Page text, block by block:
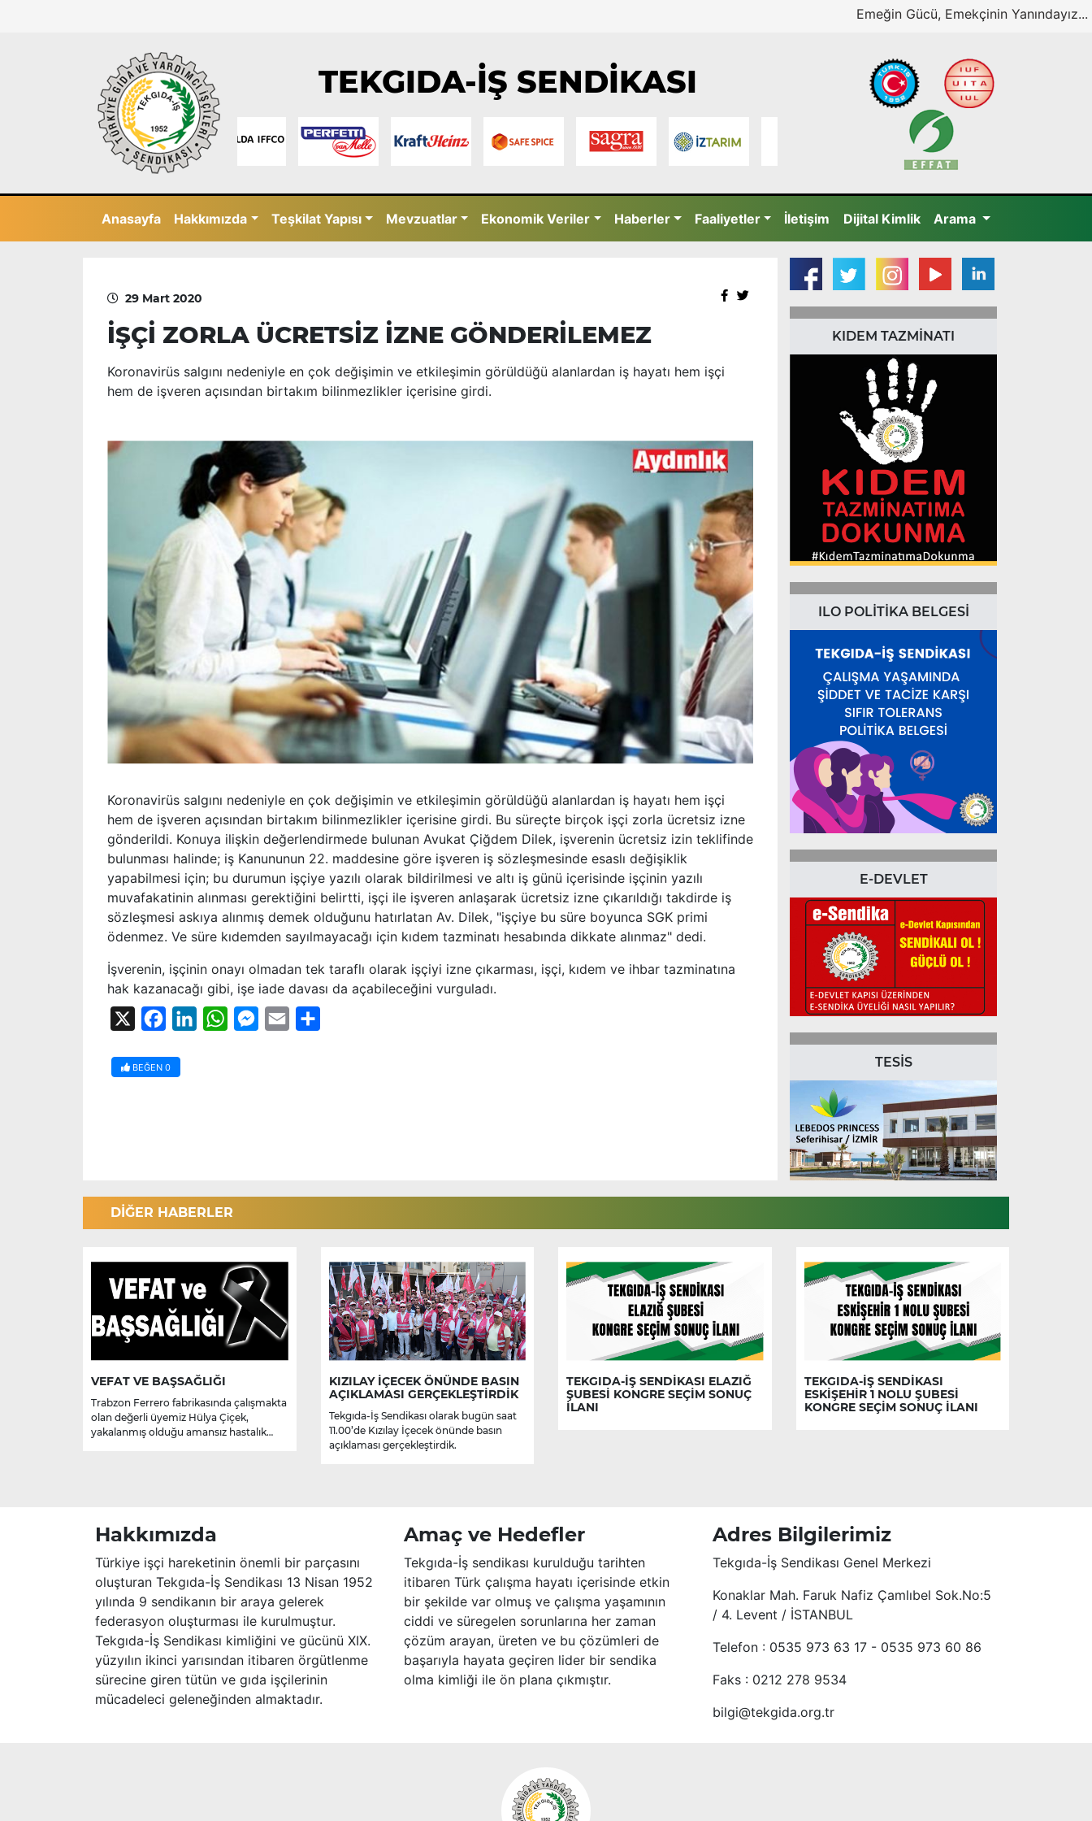
Emeğin Gücü, Emekçinin Yanındayız...
TEKGIDA-İŞ SENDİKASI
Anasayfa Hakkımızda Teşkilat Yapısı Mevzuatlar Ekonomik Veriler Haberler Faaliyetler İletişim Dijital Kimlik Arama
29 Mart 2020
İŞÇİ ZORLA ÜCRETSİZ İZNE GÖNDERİLEMEZ
Koronavirüs salgını nedeniyle en çok değişimin ve etkileşimin görüldüğü alanlardan iş hayatı hem işçi
hem de işveren açısından birtakım bilinmezlikler içerisine girdi.
Koronavirüs salgını nedeniyle en çok değişimin ve etkileşimin görüldüğü alanlardan iş hayatı hem işçi
hem de işveren açısından birtakım bilinmezlikler içerisine girdi. Bu süreçte birçok işçi zorla ücretsiz izne
gönderildi. Konuya ilişkin değerlendirmede bulunan Avukat Çiğdem Dilek, işverenin ücretsiz izin teklifinde
bulunması halinde; iş Kanununun 22. maddesine göre işveren iş sözleşmesinde esaslı değişiklik
yapabilmesi için; bu durumun işçiye yazılı olarak bildirilmesi ve altı iş günü içerisinde işçinin yazılı
muvafakatinin alınması gerektiğini belirtti, işçi ile işveren anlaşarak ücretsiz izne çıkarıldığı takdirde iş
sözleşmesi askıya alınmış demek olduğunu hatırlatan Av. Dilek, "işçiye bu süre boyunca SGK primi
ödenmez. Ve süre kıdemden sayılmayacağı için kıdem tazminatı hesabında dikkate alınmaz" dedi.
İşverenin, işçinin onayı olmadan tek taraflı olarak işçiyi izne çıkarması, işçi, kıdem ve ihbar tazminatına
hak kazanacağı gibi, işe iade davası da açabileceğini vurguladı.
FacebookLinkedInWhatsAppMessenger
Email
BEĞEN 0
KIDEM TAZMİNATI
ILO POLİTİKA BELGESİ
E-DEVLET
TESİS
DİĞER HABERLER
VEFAT VE BAŞSAĞLIĞI
Trabzon Ferrero fabrikasında çalışmakta
olan değerli üyemiz Hülya Çiçek,
yakalanmış olduğu amansız hastalık
KIZILAY İÇECEK ÖNÜNDE BASIN
AÇIKLAMASI GERÇEKLEŞTİRDİK
Tekgıda-İş Sendikası olarak bugün saat
11.00’de Kızılay İçecek önünde basın
açıklaması gerçekleştirdik.
TEKGIDA-İŞ SENDİKASI ELAZIĞ
ŞUBESİ KONGRE SEÇİM SONUÇ
İLANI
TEKGIDA-İŞ SENDİKASI
ESKİŞEHİR 1 NOLU ŞUBESİ
KONGRE SEÇİM SONUÇ İLANI
Hakkımızda
Türkiye işçi hareketinin önemli bir parçasını
oluşturan Tekgıda-İş Sendikası 13 Nisan 1952
yılında 9 sendikanın bir araya gelerek
federasyon oluşturması ile kurulmuştur.
Tekgıda-İş Sendikası kimliğini ve gücünü XIX.
yüzyılın ikinci yarısından itibaren örgütlenme
sürecine giren tütün ve gıda işçilerinin
mücadeleci geleneğinden almaktadır.
Amaç ve Hedefler
Tekgıda-İş sendikası kurulduğu tarihten
itibaren Türk çalışma hayatı içerisinde etkin
bir şekilde var olmuş ve çalışma yaşamının
ciddi ve süregelen sorunlarına her zaman
çözüm arayan, üreten ve bu çözümleri de
başarıyla hayata geçiren lider bir sendika
olma kimliği ile ön plana çıkmıştır.
Adres Bilgilerimiz
Tekgıda-İş Sendikası Genel Merkezi
Konaklar Mah. Faruk Nafiz Çamlıbel Sok.No:5
/ 4. Levent / İSTANBUL
Telefon : 0535 973 63 17 - 0535 973 60 86
Faks : 0212 278 9534
bilgi@tekgida.org.tr